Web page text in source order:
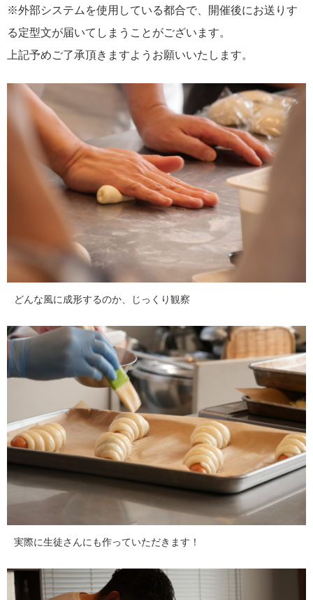
※外部システムを使用している都合で、開催後にお送りす
る定型文が届いてしまうことがございます。
上記予めご了承頂きますようお願いいたします。
どんな風に成形するのか、じっくり観察
実際に生徒さんにも作っていただきます！